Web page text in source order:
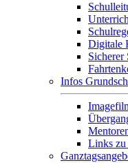
Digitale
Sicherer
Infos
Links zu